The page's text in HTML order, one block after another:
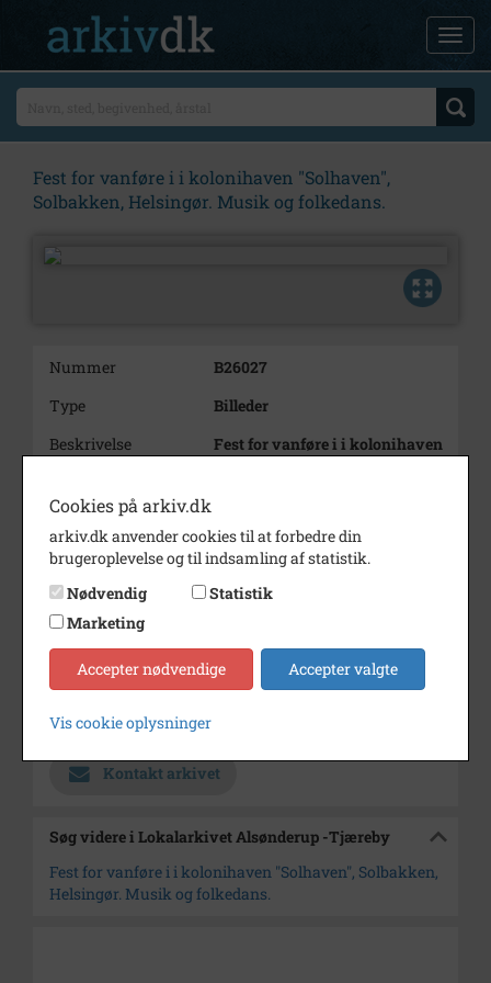
Fest for vanføre i i kolonihaven "Solhaven",
Solbakken, Helsingør. Musik og folkedans.
Nummer
B26027
Type
Billeder
Beskrivelse
Fest for vanføre i i kolonihaven
Bemærkning
Fotografens navn skal oplyses.
Årstal
1977
Dateringsnote
Fotograf
Jørgen Rubæk Hansen
Kontakt arkivet
Søg videre i Lokalarkivet Alsønderup -Tjæreby
Fest for vanføre i i kolonihaven "Solhaven", Solbakken,
Helsingør. Musik og folkedans.
Cookies på arkiv.dk
arkiv.dk anvender cookies til at forbedre din
brugeroplevelse og til indsamling af statistik.
Nødvendig
Statistik
Marketing
Accepter nødvendige Accepter valgte
Vis cookie oplysninger